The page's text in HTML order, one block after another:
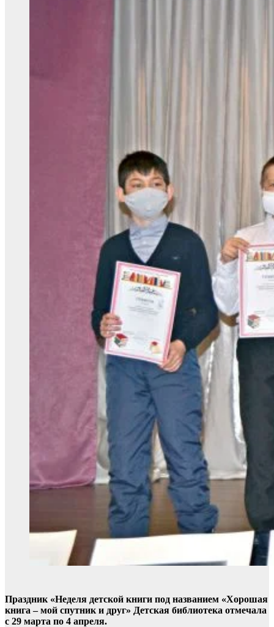
Праздник «Неделя детской книги под названием «Хорошая
книга – мой спутник и друг» Детская библиотека отмечала
с 29 марта по 4 апреля.